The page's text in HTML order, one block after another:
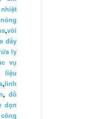
,vòi
đẩy
ly
vụ
,linh
, đồ
dọn